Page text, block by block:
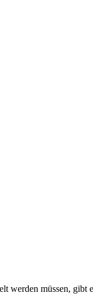
müssen,